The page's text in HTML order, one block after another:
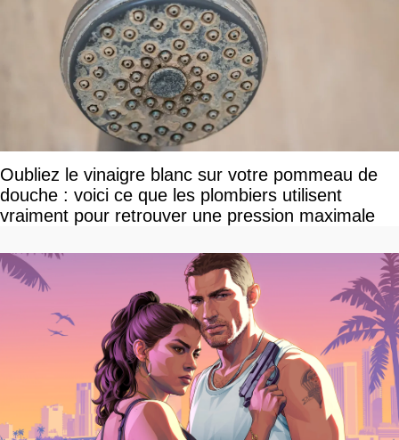
Oubliez le vinaigre blanc sur votre pommeau de
douche : voici ce que les plombiers utilisent
vraiment pour retrouver une pression maximale